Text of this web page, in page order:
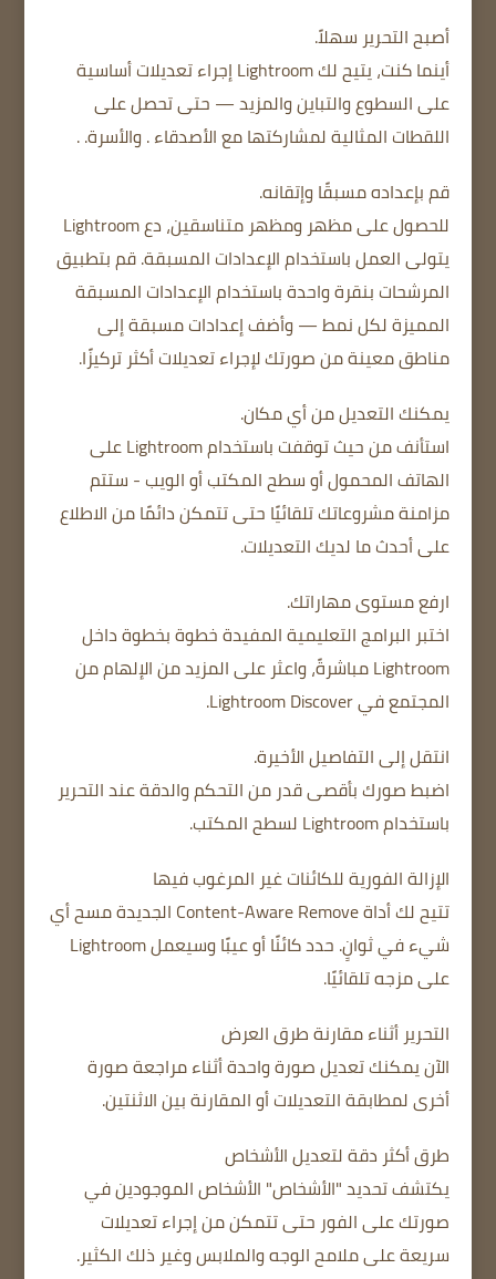
أصبح التحرير سهلاً.
أينما كنت، يتيح لك Lightroom إجراء تعديلات أساسية
على السطوع والتباين والمزيد — حتى تحصل على
اللقطات المثالية لمشاركتها مع الأصدقاء . والأسرة. .
قم بإعداده مسبقًا وإتقانه.
للحصول على مظهر ومظهر متناسقين، دع Lightroom
يتولى العمل باستخدام الإعدادات المسبقة. قم بتطبيق
المرشحات بنقرة واحدة باستخدام الإعدادات المسبقة
المميزة لكل نمط — وأضف إعدادات مسبقة إلى
مناطق معينة من صورتك لإجراء تعديلات أكثر تركيزًا.
يمكنك التعديل من أي مكان.
استأنف من حيث توقفت باستخدام Lightroom على
الهاتف المحمول أو سطح المكتب أو الويب - ستتم
مزامنة مشروعاتك تلقائيًا حتى تتمكن دائمًا من الاطلاع
على أحدث ما لديك التعديلات.
ارفع مستوى مهاراتك.
اختبر البرامج التعليمية المفيدة خطوة بخطوة داخل
Lightroom مباشرةً، واعثر على المزيد من الإلهام من
المجتمع في Lightroom Discover.
انتقل إلى التفاصيل الأخيرة.
اضبط صورك بأقصى قدر من التحكم والدقة عند التحرير
باستخدام Lightroom لسطح المكتب.
الإزالة الفورية للكائنات غير المرغوب فيها
تتيح لك أداة Content-Aware Remove الجديدة مسح أي
شيء في ثوانٍ. حدد كائنًا أو عيبًا وسيعمل Lightroom
على مزجه تلقائيًا.
التحرير أثناء مقارنة طرق العرض
الآن يمكنك تعديل صورة واحدة أثناء مراجعة صورة
أخرى لمطابقة التعديلات أو المقارنة بين الاثنتين.
طرق أكثر دقة لتعديل الأشخاص
يكتشف تحديد "الأشخاص" الأشخاص الموجودين في
صورتك على الفور حتى تتمكن من إجراء تعديلات
سريعة على ملامح الوجه والملابس وغير ذلك الكثير.